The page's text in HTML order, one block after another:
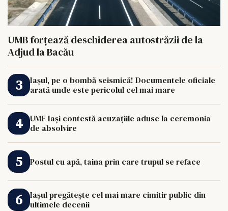
UMB forțează deschiderea autostrăzii de la
Adjud la Bacău
Iașul, pe o bombă seismică! Documentele oficiale
arată unde este pericolul cel mai mare
UMF Iași contestă acuzațiile aduse la ceremonia
de absolvire
Postul cu apă, taina prin care trupul se reface
Iașul pregătește cel mai mare cimitir public din
ultimele decenii